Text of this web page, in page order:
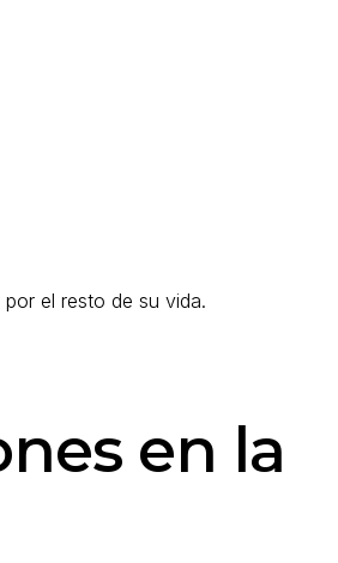
el resto de su vida.
en la